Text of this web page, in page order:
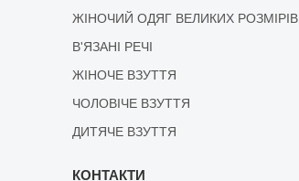
ЖІНОЧИЙ ОДЯГ ВЕЛИКИХ РОЗМІРІВ
В'ЯЗАНІ РЕЧІ
ЖІНОЧЕ ВЗУТТЯ
ЧОЛОВІЧЕ ВЗУТТЯ
ДИТЯЧЕ ВЗУТТЯ